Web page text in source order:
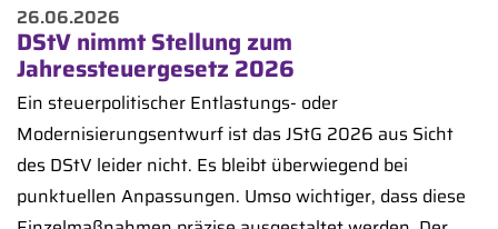
26.06.2026
DStV nimmt Stellung zum
Jahressteuergesetz 2026
Ein steuerpolitischer Entlastungs- oder
Modernisierungsentwurf ist das JStG 2026 aus Sicht
des DStV leider nicht. Es bleibt überwiegend bei
punktuellen Anpassungen. Umso wichtiger, dass diese